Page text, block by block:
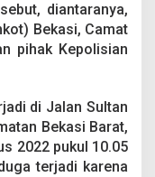
diantaranya,
Bekasi, Camat
pihak Kepolisian
di Jalan Sultan
Bekasi Barat,
2022 pukul 10.05
terjadi karena